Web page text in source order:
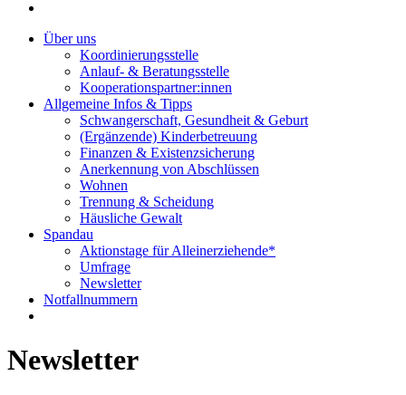
Über uns
Koordinierungsstelle
Anlauf- & Beratungsstelle
Kooperationspartner:innen
Allgemeine Infos & Tipps
Schwangerschaft, Gesundheit & Geburt
(Ergänzende) Kinderbetreuung
Finanzen & Existenzsicherung
Anerkennung von Abschlüssen
Wohnen
Trennung & Scheidung
Häusliche Gewalt
Spandau
Aktionstage für Alleinerziehende*
Umfrage
Newsletter
Notfallnummern
Newsletter